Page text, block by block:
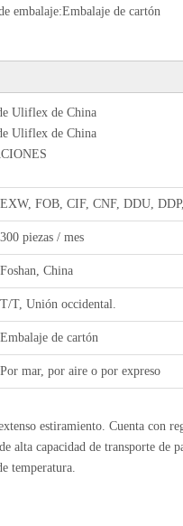
embalaje:Embalaje de cartón
EXW, FOB, CIF, CNF, DDU,
300 piezas / mes
Foshan, China
T/T, Unión occidental.
Embalaje de cartón
Por mar, por aire o por expreso
estiramiento. Cuenta con
alta capacidad de transporte de
temperatura.